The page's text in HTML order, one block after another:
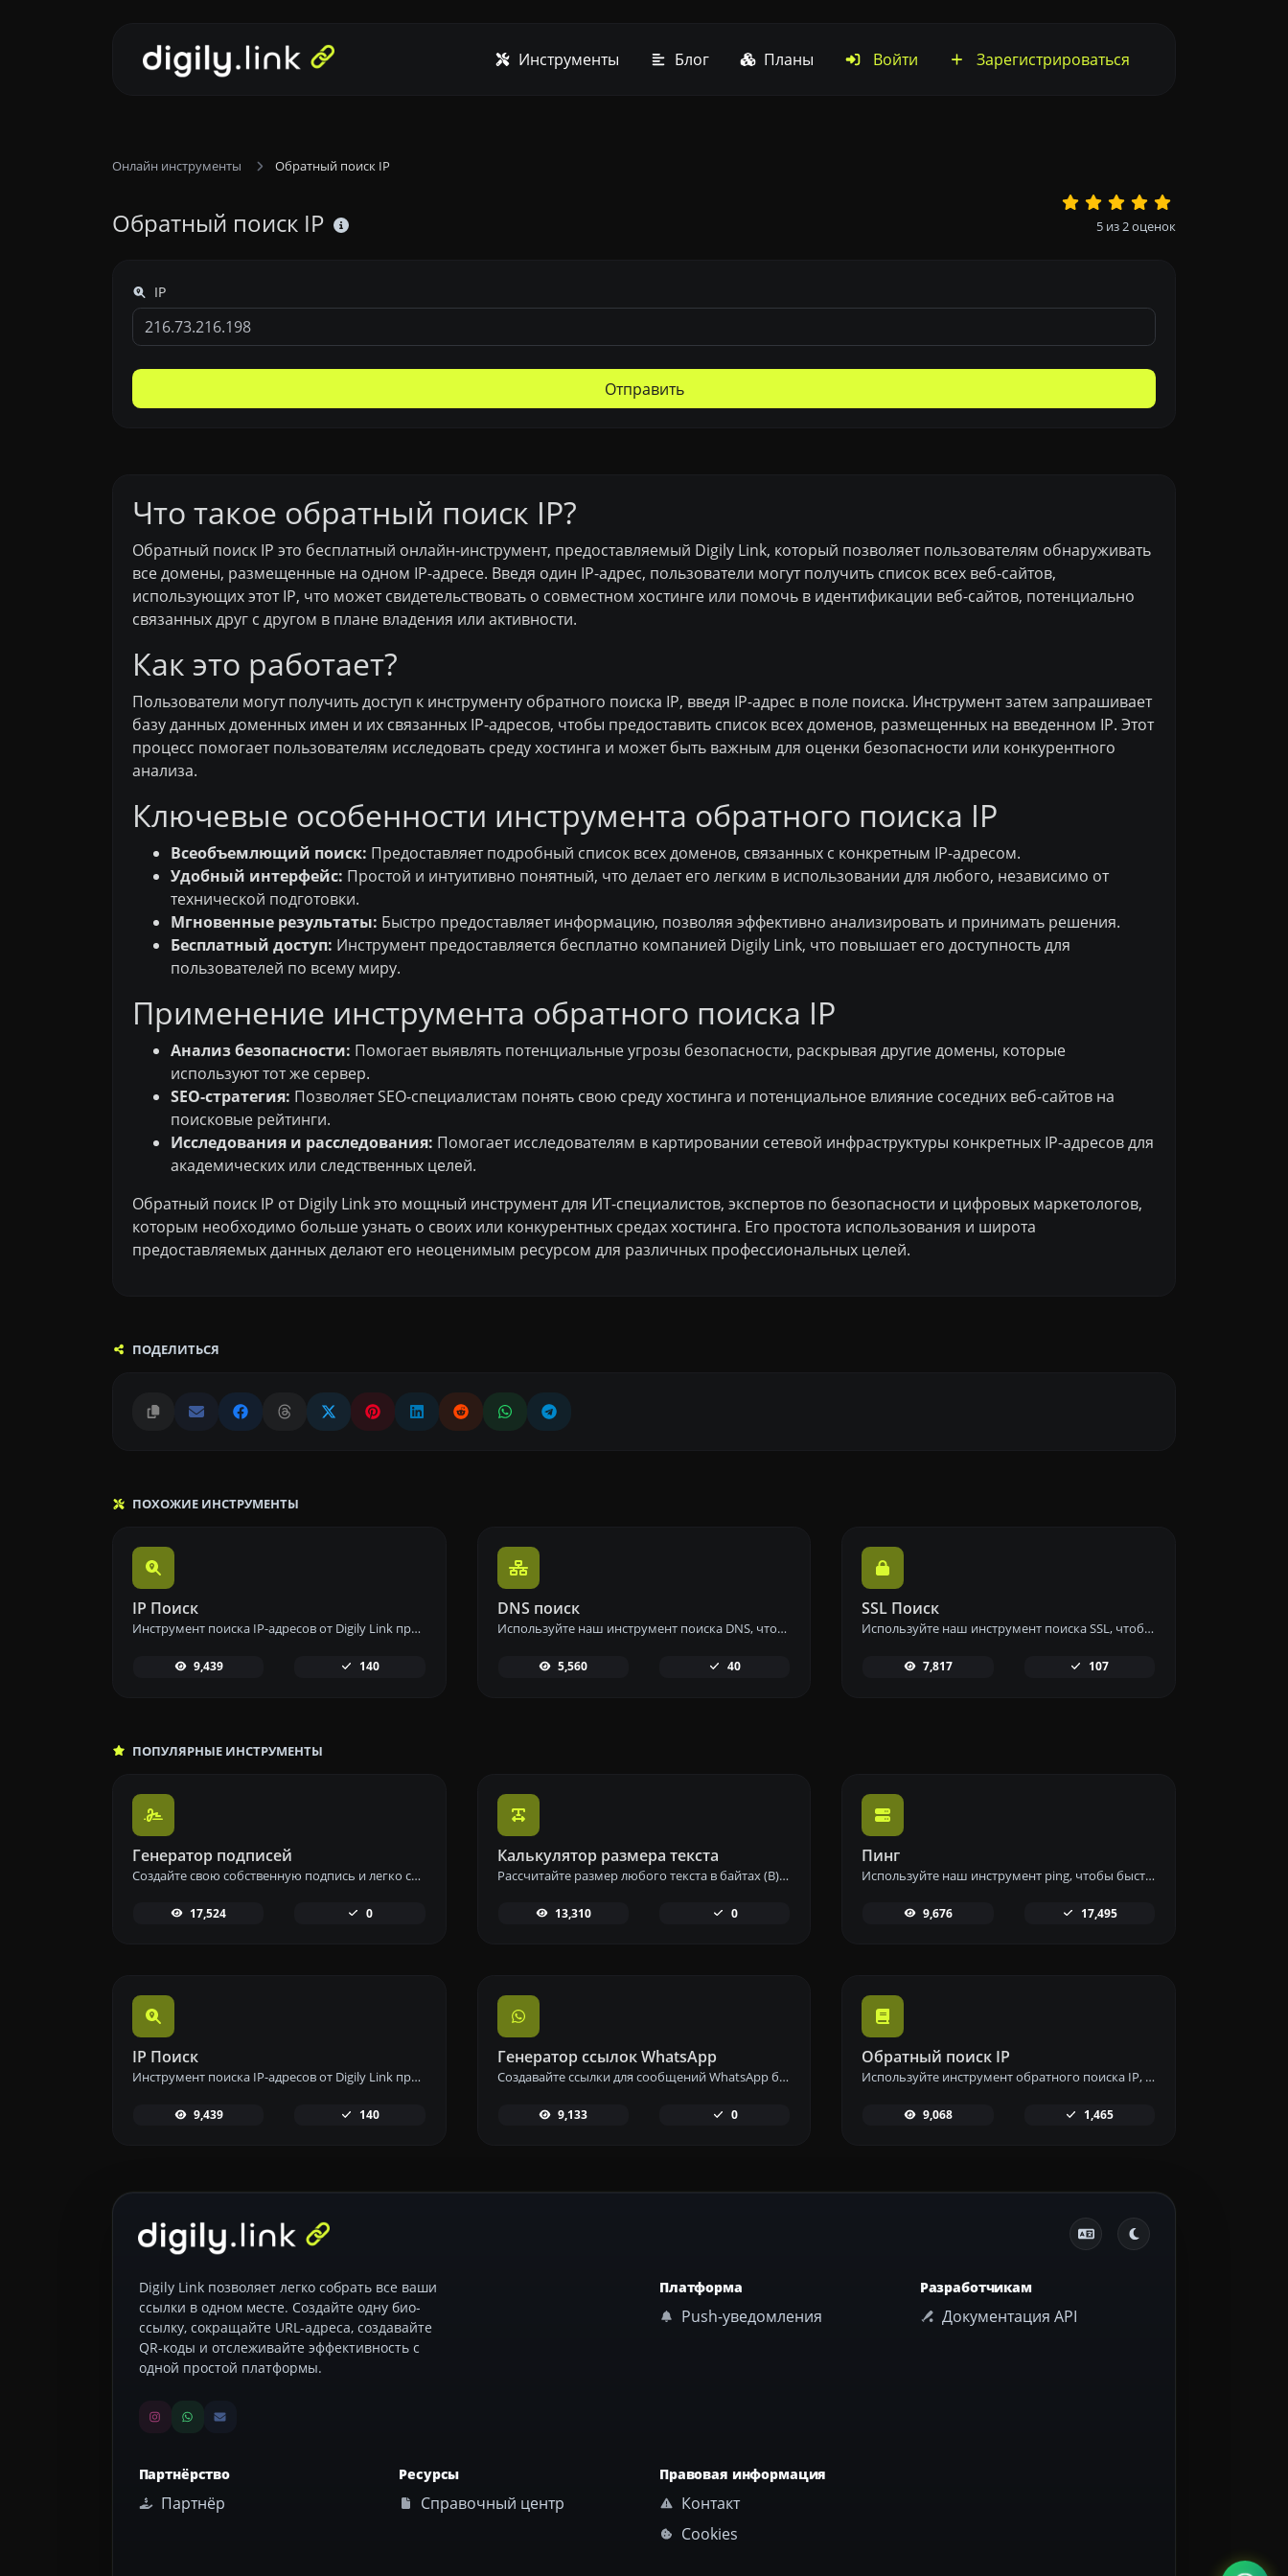
Инструменты Блог Планы Войти Зарегистрироваться
Онлайн инструменты Обратный поиск IP
Обратный поиск IP 5 из2оценок
IP
Отправить
Что такое обратный поиск IP?
Обратный поиск IP это бесплатный онлайн-инструмент, предоставляемый Digily Link, который позволяет пользователям обнаруживать
все домены, размещенные на одном IP-адресе. Введя один IP-адрес, пользователи могут получить список всех веб-сайтов,
использующих этот IP, что может свидетельствовать о совместном хостинге или помочь в идентификации веб-сайтов, потенциально
связанных друг с другом в плане владения или активности.
Как это работает?
Пользователи могут получить доступ к инструменту обратного поиска IP, введя IP-адрес в поле поиска. Инструмент затем запрашивает
базу данных доменных имен и их связанных IP-адресов, чтобы предоставить список всех доменов, размещенных на введенном IP. Этот
процесс помогает пользователям исследовать среду хостинга и может быть важным для оценки безопасности или конкурентного
анализа.
Ключевые особенности инструмента обратного поиска IP
Всеобъемлющий поиск: Предоставляет подробный список всех доменов, связанных с конкретным IP-адресом.
Удобный интерфейс: Простой и интуитивно понятный, что делает его легким в использовании для любого, независимо от
технической подготовки.
Мгновенные результаты: Быстро предоставляет информацию, позволяя эффективно анализировать и принимать решения.
Бесплатный доступ: Инструмент предоставляется бесплатно компанией Digily Link, что повышает его доступность для
пользователей по всему миру.
Применение инструмента обратного поиска IP
Анализ безопасности: Помогает выявлять потенциальные угрозы безопасности, раскрывая другие домены, которые
используют тот же сервер.
SEO-стратегия: Позволяет SEO-специалистам понять свою среду хостинга и потенциальное влияние соседних веб-сайтов на
поисковые рейтинги.
Исследования и расследования: Помогает исследователям в картировании сетевой инфраструктуры конкретных IP-адресов для
академических или следственных целей.
Обратный поиск IP от Digily Link это мощный инструмент для ИТ-специалистов, экспертов по безопасности и цифровых маркетологов,
которым необходимо больше узнать о своих или конкурентных средах хостинга. Его простота использования и широта
предоставляемых данных делают его неоценимым ресурсом для различных профессиональных целей.
ПОДЕЛИТЬСЯ
ПОХОЖИЕ ИНСТРУМЕНТЫ
IP Поиск
Инструмент поиска IP-адресов от Digily Link предоставляет подробную информацию о любом IP-адресе. Используйте этот бесплатный онлайн-сервис, чтобы получить полные данные об IP.
9,439 140
DNS поиск
Используйте наш инструмент поиска DNS, чтобы быстро найти DNS-записи A, AAAA, CNAME, MX, NS, TXT, SOA любого хоста и получить подробную информацию.
5,560 40
SSL Поиск
Используйте наш инструмент поиска SSL, чтобы получить подробную информацию о любом SSL-сертификате и обеспечить безопасность вашего сайта.
7,817 107
ПОПУЛЯРНЫЕ ИНСТРУМЕНТЫ
Генератор подписей
Создайте свою собственную подпись и легко скачайте её с помощью нашего инструмента для генерации персонализированных электронных подписей.
17,524 0
Калькулятор размера текста
Рассчитайте размер любого текста в байтах (B), килобайтах (KB) или мегабайтах (MB) с помощью нашего инструмента калькулятора размера текста.
13,310 0
Пинг
Используйте наш инструмент ping, чтобы быстро и эффективно проверить статус и время отклика любого веб-сайта, сервера или порта.
9,676 17,495
IP Поиск
Инструмент поиска IP-адресов от Digily Link предоставляет подробную информацию о любом IP-адресе. Используйте этот бесплатный онлайн-сервис, чтобы получить полные данные об IP.
9,439 140
Генератор ссылок WhatsApp
Создавайте ссылки для сообщений WhatsApp без усилий с помощью нашего инструмента генерации ссылок WhatsApp для мгновенной связи.
9,133 0
Обратный поиск IP
Используйте инструмент обратного поиска IP, чтобы быстро и легко найти домен или хост, связанный с любым IP-адресом.
9,068 1,465
Digily Link позволяет легко собрать все ваши
ссылки в одном месте. Создайте одну био-
ссылку, сокращайте URL-адреса, создавайте
QR-коды и отслеживайте эффективность с
одной простой платформы.
Платформа
Push-уведомления
Разработчикам
Документация API
Партнёрство
Партнёр
Ресурсы
Справочный центр
Правовая информация
Контакт
Cookies